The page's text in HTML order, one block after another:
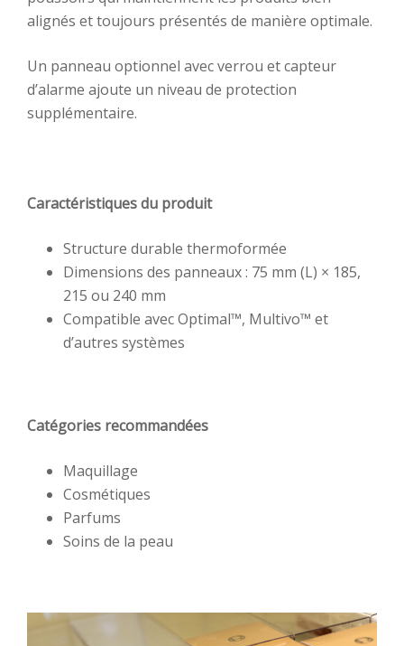
alignés et toujours présentés de manière optimale.
Un panneau optionnel avec verrou et capteur
d’alarme ajoute un niveau de protection
supplémentaire.
Caractéristiques du produit
Structure durable thermoformée
Dimensions des panneaux : 75 mm (L) × 185,
215 ou 240 mm
Compatible avec Optimal™, Multivo™ et
d’autres systèmes
Catégories recommandées
Maquillage
Cosmétiques
Parfums
Soins de la peau